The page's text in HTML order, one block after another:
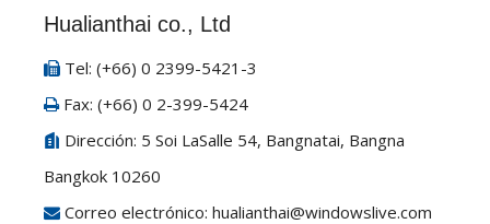
Hualianthai co., Ltd
 Tel: (+66) 0 2399-5421-3
Fax: (+66) 0 2-399-5424
 Dirección: 5 Soi LaSalle 54, Bangnatai, Bangna
Bangkok 10260
 Correo electrónico: hualianthai@windowslive.com